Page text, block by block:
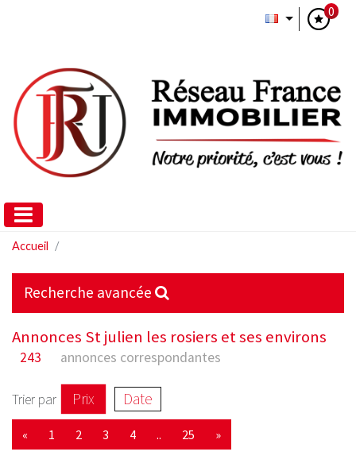
0
Accueil
Recherche avancée
Annonces St julien les rosiers et ses environs
243 annonces correspondantes
Trier par Prix Date
« 1 2 3 4 .. 25 »